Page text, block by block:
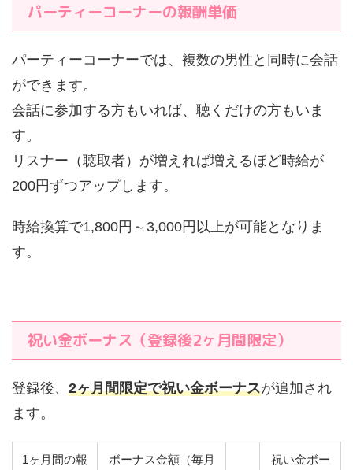
パーティーコーナーの報酬単価
パーティーコーナーでは、複数の男性と同時に会話
ができます。
会話に参加する方もいれば、聴くだけの方もいま
す。
リスナー（聴取者）が増えれば増えるほど時給が
200円ずつアップします。
時給換算で1,800円～3,000円以上が可能となりま
す。
祝い金ボーナス（登録後2ヶ月間限定）
登録後、 2ヶ月間限定で祝い金ボーナスが追加され
ます。
1ヶ月間の報
ボーナス金額（毎月
祝い金ボー